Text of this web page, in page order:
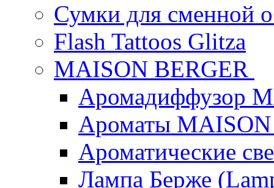
Сумки для сменной
Flash Tattoos Glitza
MAISON BERGER
Аромадиффузор
Ароматы
Ароматические
Лампа Берже